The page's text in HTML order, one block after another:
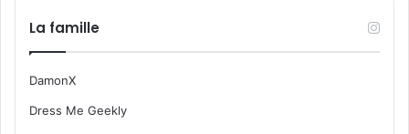
La famille
DamonX
Dress Me Geekly